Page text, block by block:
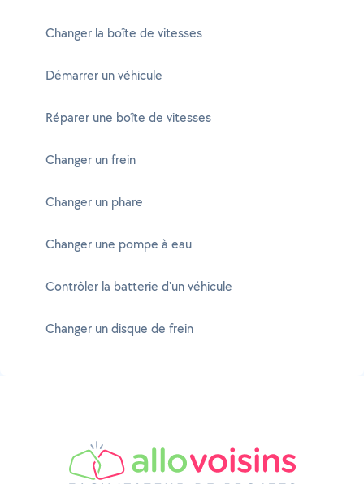
Changer la boîte de vitesses
Démarrer un véhicule
Réparer une boîte de vitesses
Changer un frein
Changer un phare
Changer une pompe à eau
Contrôler la batterie d'un véhicule
Changer un disque de frein